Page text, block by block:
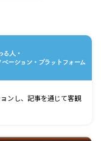
ンし、記事を通じて客観